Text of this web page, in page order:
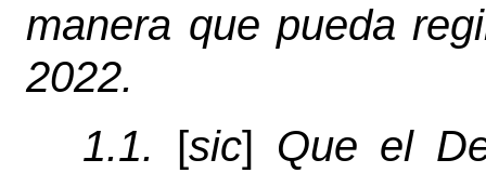
manera que pueda
2022.
1.1. [sic] Que el